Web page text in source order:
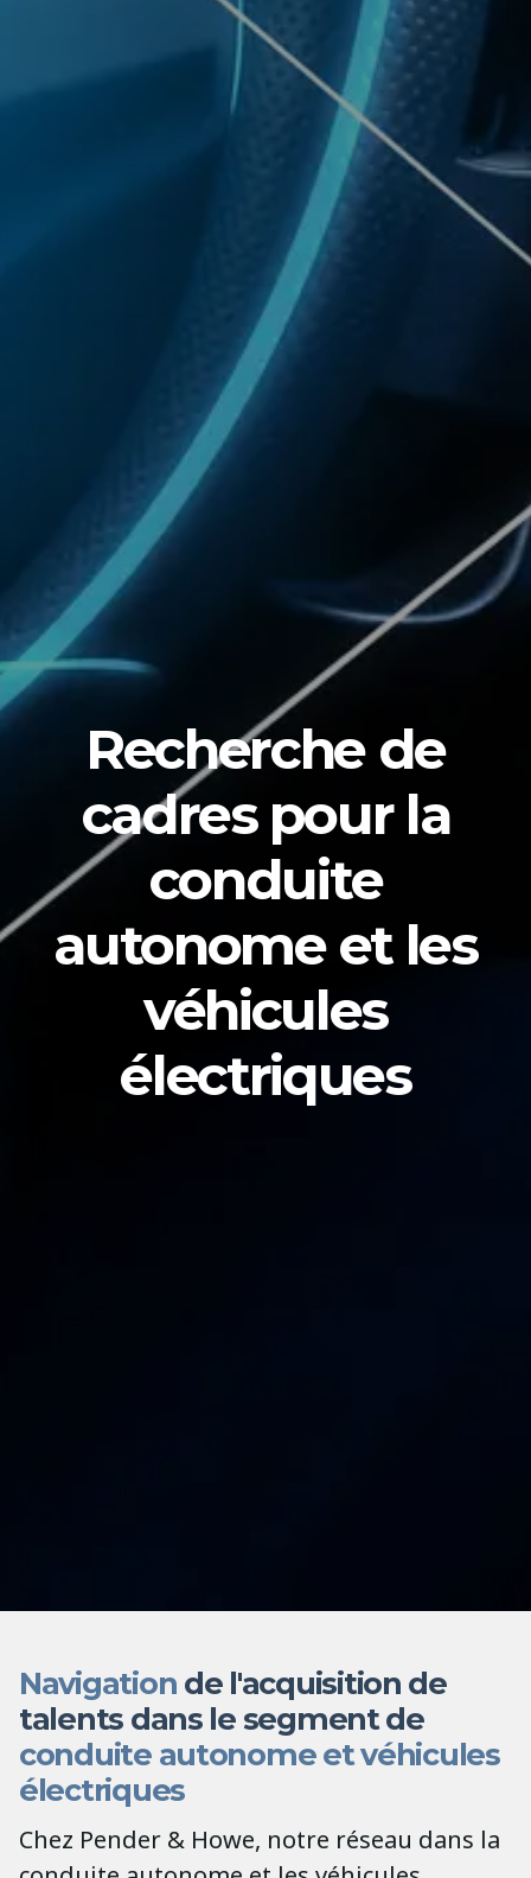
Recherche de
cadres pour la
conduite
autonome et les
véhicules
électriques
Navigation de l'acquisition de
talents dans le segment de
conduite autonome et véhicules
électriques
Chez Pender & Howe, notre réseau dans la